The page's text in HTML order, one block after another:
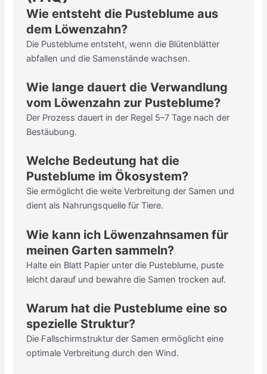
Wie entsteht die Pusteblume aus
dem Löwenzahn?
Die Pusteblume entsteht, wenn die Blütenblätter
abfallen und die Samenstände wachsen.
Wie lange dauert die Verwandlung
vom Löwenzahn zur Pusteblume?
Der Prozess dauert in der Regel 5–7 Tage nach der
Bestäubung.
Welche Bedeutung hat die
Pusteblume im Ökosystem?
Sie ermöglicht die weite Verbreitung der Samen und
dient als Nahrungsquelle für Tiere.
Wie kann ich Löwenzahnsamen für
meinen Garten sammeln?
Halte ein Blatt Papier unter die Pusteblume, puste
leicht darauf und bewahre die Samen trocken auf.
Warum hat die Pusteblume eine so
spezielle Struktur?
Die Fallschirmstruktur der Samen ermöglicht eine
optimale Verbreitung durch den Wind.